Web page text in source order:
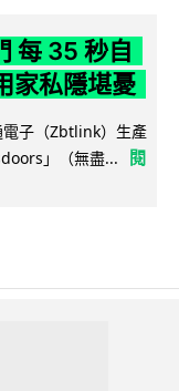
每 35 秒自
家私隱堪憂
子（Zbtlink）生產
」（無盡...
閱